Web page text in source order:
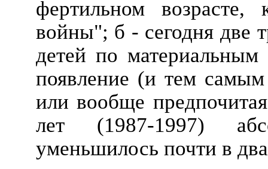
фертильном
войны"; б - сегодня две
детей по
появление (и тем
или вообще
лет (1987-1997)
уменьшилось почти в